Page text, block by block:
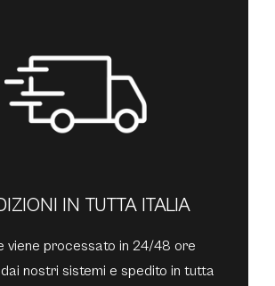
IN TUTTA ITALIA
viene processato in 24/48 ore
nostri sistemi e spedito in tutta